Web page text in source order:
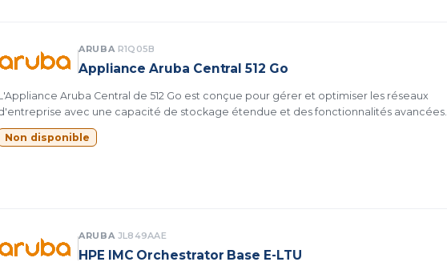
ARUBA R1Q05B
Appliance Aruba Central 512 Go
Aruba Central de 512 Go est conçue pour gérer et optimiser les réseaux
avec une capacité de stockage étendue et des fonctionnalités avancées.
Non disponible
ARUBA JL849AAE
HPE IMC Orchestrator Base E-LTU